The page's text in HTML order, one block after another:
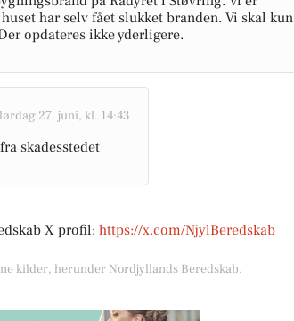
har selv fået slukket branden. Vi skal kun
opdateres ikke yderligere.
lørdag 27. juni, kl. 14:43
skadesstedet
X profil: https://x.com/NjylBeredskab
kilder, herunder Nordjyllands Beredskab.